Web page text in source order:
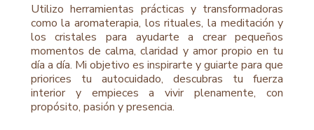
Utilizo herramientas prácticas y transformadoras
como la aromaterapia, los rituales, la meditación y
los cristales para ayudarte a crear pequeños
momentos de calma, claridad y amor propio en tu
día a día. Mi objetivo es inspirarte y guiarte para que
priorices tu autocuidado, descubras tu fuerza
interior y empieces a vivir plenamente, con
propósito, pasión y presencia.